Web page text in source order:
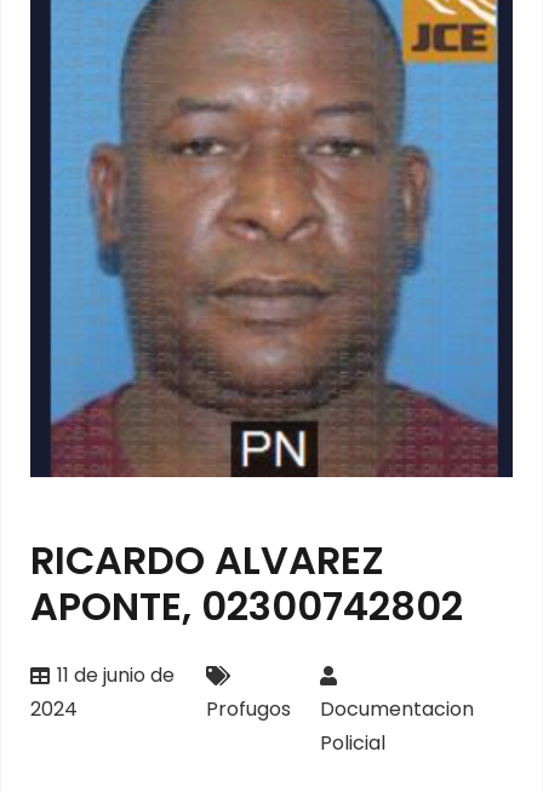
RICARDO ALVAREZ
APONTE, 02300742802
11 de junio de
2024
Profugos
Documentacion
Policial